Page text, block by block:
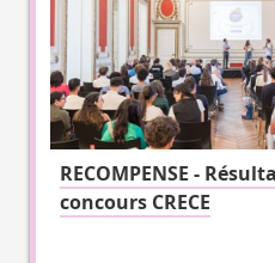
RECOMPENSE -
concours CRECE